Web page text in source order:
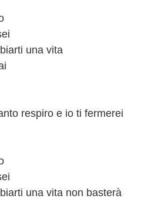
una vita
respiro e io ti fermerei
una vita non basterà